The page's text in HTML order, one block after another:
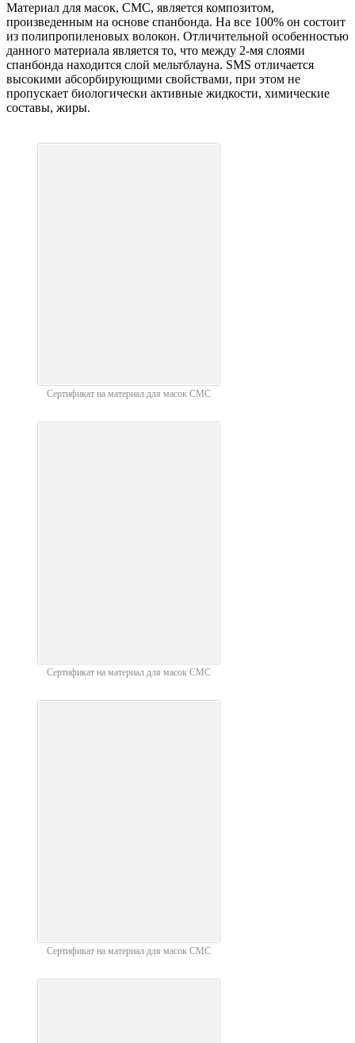
Материал для масок, СМС, является композитом,
произведенным на основе спанбонда. На все 100% он состоит
из полипропиленовых волокон. Отличительной особенностью
данного материала является то, что между 2-мя слоями
спанбонда находится слой мельтблауна. SMS отличается
высокими абсорбирующими свойствами, при этом не
пропускает биологически активные жидкости, химические
составы, жиры.
Сертификат на материал для масок СМС
Сертификат на материал для масок СМС
Сертификат на материал для масок СМС